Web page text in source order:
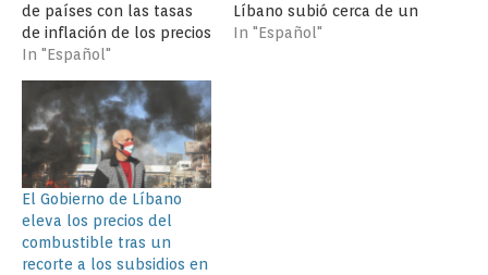
de países con las tasas
de inflación de los precios
de los alimentos más
registrando una tasa de
inflación nominal de los
alimentos del 352%,
según un informe del
Banco Mundial. El pueblo
libanés sufre un alto…
In "Español"
Líbano subió cerca de un
190 % interanual en
In "Español"
El Gobierno de Líbano
eleva los precios del
combustible tras un
recorte a los subsidios en